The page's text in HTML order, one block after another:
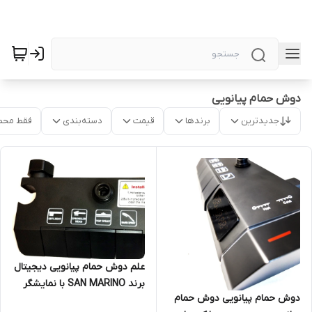
دوش حمام پیانویی
جدیدترین برندها قیمت دسته‌بندی فقط
دوش حمام پیانویی دوش حمام
علم دوش حمام پیانویی دیجیتال
برند SAN MARINO با نمایشگر